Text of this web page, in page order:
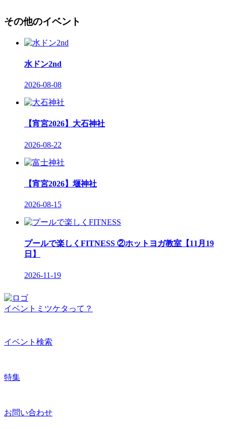
その他のイベント
水ドン2nd
2026-08-08
【宵宮2026】大石神社
2026-08-22
【宵宮2026】堰神社
2026-08-15
プールで楽しくFITNESS ②ホットヨガ教室【11月19
日】
2026-11-19
イベントミツケタって？
イベント検索
特集
お問い合わせ